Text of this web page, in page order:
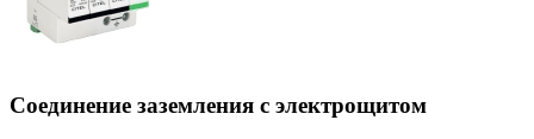
Соединение заземления с электрощитом